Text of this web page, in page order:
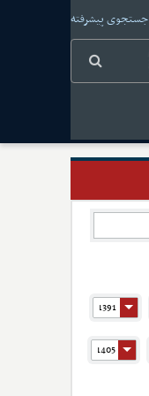
جستجوی پیشرفته